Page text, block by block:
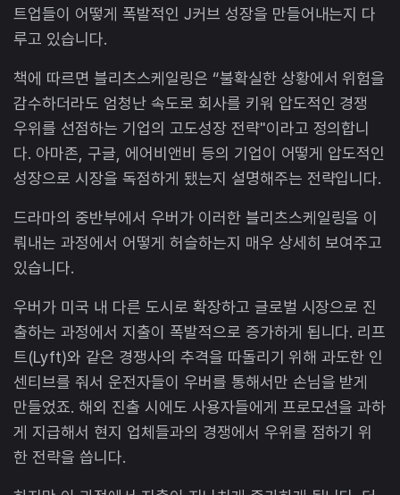
트업들이 어떻게 폭발적인 J커브 성장을 만들어내는지 다
루고 있습니다.
책에 따르면 블리츠스케일링은 “불확실한 상황에서 위험을
감수하더라도 엄청난 속도로 회사를 키워 압도적인 경쟁
우위를 선점하는 기업의 고도성장 전략"이라고 정의합니
다. 아마존, 구글, 에어비앤비 등의 기업이 어떻게 압도적인
성장으로 시장을 독점하게 됐는지 설명해주는 전략입니다.
드라마의 중반부에서 우버가 이러한 블리츠스케일링을 이
뤄내는 과정에서 어떻게 허슬하는지 매우 상세히 보여주고
있습니다.
우버가 미국 내 다른 도시로 확장하고 글로벌 시장으로 진
출하는 과정에서 지출이 폭발적으로 증가하게 됩니다. 리프
트(Lyft)와 같은 경쟁사의 추격을 따돌리기 위해 과도한 인
센티브를 줘서 운전자들이 우버를 통해서만 손님을 받게
만들었죠. 해외 진출 시에도 사용자들에게 프로모션을 과하
게 지급해서 현지 업체들과의 경쟁에서 우위를 점하기 위
한 전략을 씁니다.